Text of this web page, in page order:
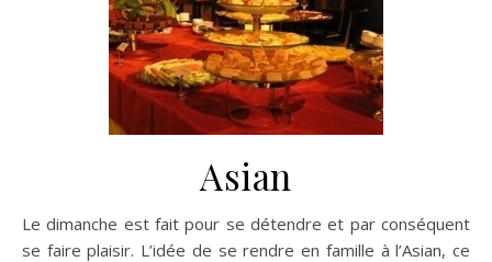
Asian
Le dimanche est fait pour se détendre et par conséquent
se faire plaisir. L’idée de se rendre en famille à l’Asian, ce